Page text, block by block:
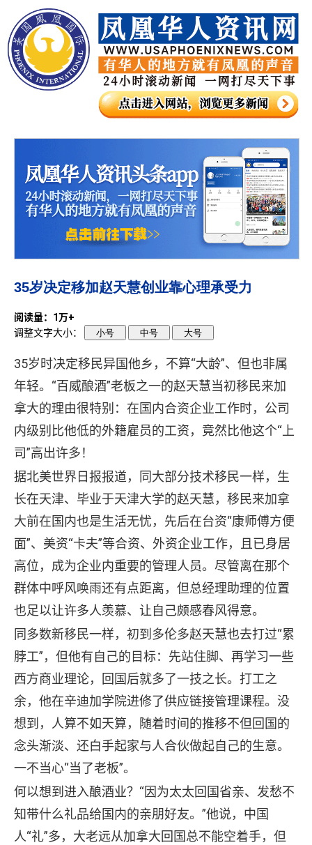
35岁决定移加赵天慧创业靠心理承受力
阅读量：1万+
调整文字大小：
小号 中号 大号
35岁时决定移民异国他乡，不算“大龄”、但也非属
年轻。“百威酿酒”老板之一的赵天慧当初移民来加
拿大的理由很特别：在国内合资企业工作时，公司
内级别比他低的外籍雇员的工资，竟然比他这个“上
司”高出许多！
据北美世界日报报道，同大部分技术移民一样，生
长在天津、毕业于天津大学的赵天慧，移民来加拿
大前在国内也是生活无忧，先后在台资“康师傅方便
面”、美资“卡夫”等合资、外资企业工作，且已身居
高位，成为企业内重要的管理人员。尽管离在那个
群体中呼风唤雨还有点距离，但总经理助理的位置
也足以让许多人羡慕、让自己颇感春风得意。
同多数新移民一样，初到多伦多赵天慧也去打过“累
脖工”，但他有自己的目标：先站住脚、再学习一些
西方商业理论，回国后就多了一技之长。打工之
余，他在辛迪加学院进修了供应链接管理课程。没
想到，人算不如天算，随着时间的推移不但回国的
念头渐淡、还白手起家与人合伙做起自己的生意。
一不当心“当了老板”。
何以想到进入酿酒业？“因为太太回国省亲、发愁不
知带什么礼品给国内的亲朋好友。”他说，中国
人“礼”多，大老远从加拿大回国总不能空着手，但